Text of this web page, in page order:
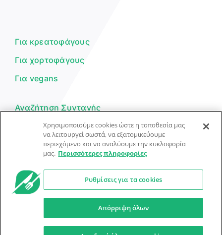
Για κρεατοφάγους
Για χορτοφάγους
Για vegans
Αναζήτηση Συνταγής
Υποβολή Συνταγής
Φόρμα Επικοινωνίας
© Dorpon • Μηχανή αναζήτησης για …καλοφαγάδες!
Προστασία Προσωπικών Δεδομένων Όροι Xρήσης
Ο βοηθός μπορεί να κάνει λάθη — ελέγξτε τις συνταγές.
Χρησιμοποιούμε cookies ώστε η τοποθεσία μας
να λειτουργεί σωστά, να εξατομικεύουμε
περιεχόμενο και να αναλύουμε την κυκλοφορία
μας. Περισσότερες πληροφορίες
Ρυθμίσεις για τα cookies
Απόρριψη όλων